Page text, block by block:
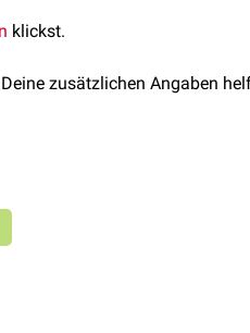
klickst.
zusätzlichen Angaben